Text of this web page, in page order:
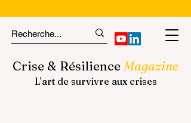
Crise & Résilience Magazine
L'art de survivre aux crises